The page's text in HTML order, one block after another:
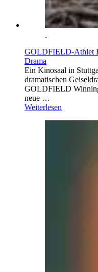
GOLDFIELD-Athlet
Drama
Ein Kinosaal in
dramatischen
GOLDFIELD
neue …
Weiterlesen